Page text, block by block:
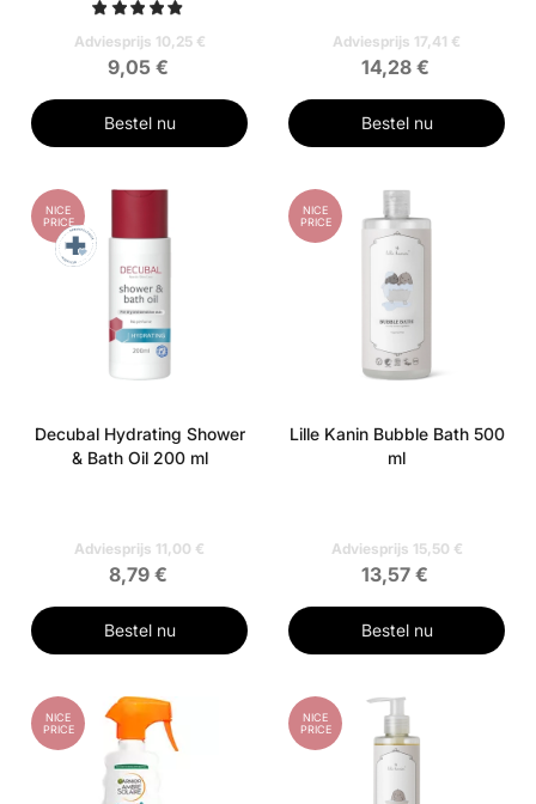
Adviesprijs 10,25 €
9,05 €
Bestel nu
Adviesprijs 17,41 €
14,28 €
Bestel nu
NICE
PRICE
Decubal Hydrating Shower
& Bath Oil 200 ml
Adviesprijs 11,00 €
8,79 €
Bestel nu
NICE
PRICE
Lille Kanin Bubble Bath 500
ml
Adviesprijs 15,50 €
13,57 €
Bestel nu
NICE
PRICE
NICE
PRICE